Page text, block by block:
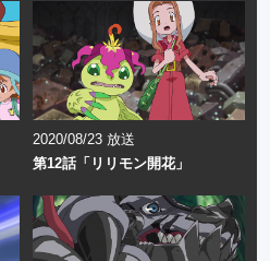
2020/08/23 放送
第12話「リリモン開花」